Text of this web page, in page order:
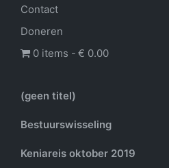
Contact
Doneren
0 items
€ 0.00
(geen titel)
Bestuurswisseling
Keniareis oktober 2019